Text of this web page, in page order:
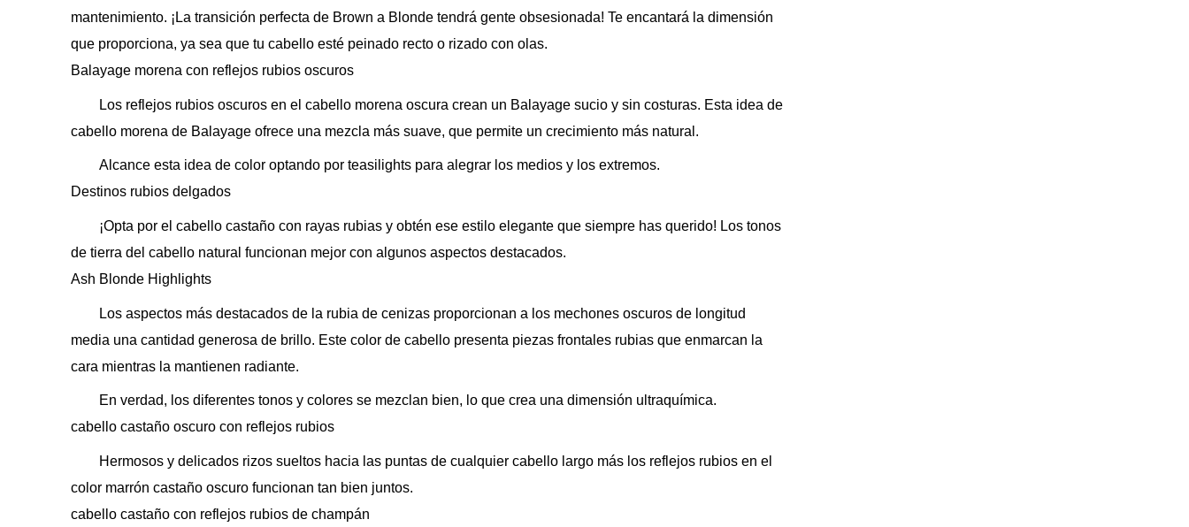
mantenimiento. ¡La transición perfecta de Brown a Blonde tendrá gente obsesionada! Te encantará la dimensión
que proporciona, ya sea que tu cabello esté peinado recto o rizado con olas.
Balayage morena con reflejos rubios oscuros
Los reflejos rubios oscuros en el cabello morena oscura crean un Balayage sucio y sin costuras. Esta idea de
cabello morena de Balayage ofrece una mezcla más suave, que permite un crecimiento más natural.
Alcance esta idea de color optando por teasilights para alegrar los medios y los extremos.
Destinos rubios delgados
¡Opta por el cabello castaño con rayas rubias y obtén ese estilo elegante que siempre has querido! Los tonos
de tierra del cabello natural funcionan mejor con algunos aspectos destacados.
Ash Blonde Highlights
Los aspectos más destacados de la rubia de cenizas proporcionan a los mechones oscuros de longitud
media una cantidad generosa de brillo. Este color de cabello presenta piezas frontales rubias que enmarcan la
cara mientras la mantienen radiante.
En verdad, los diferentes tonos y colores se mezclan bien, lo que crea una dimensión ultraquímica.
cabello castaño oscuro con reflejos rubios
Hermosos y delicados rizos sueltos hacia las puntas de cualquier cabello largo más los reflejos rubios en el
color marrón castaño oscuro funcionan tan bien juntos.
cabello castaño con reflejos rubios de champán